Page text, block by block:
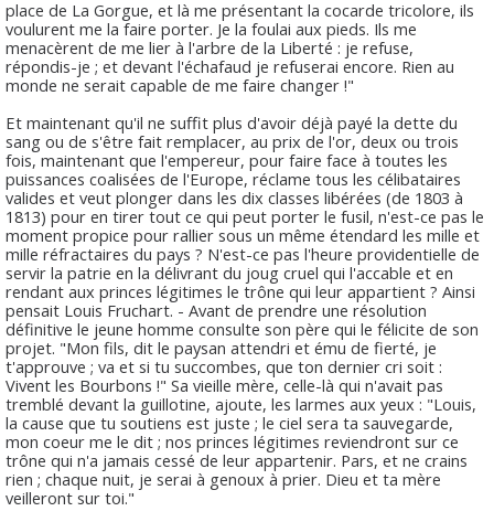
place de La Gorgue, et là me présentant la cocarde tricolore, ils
voulurent me la faire porter. Je la foulai aux pieds. Ils me
menacèrent de me lier à l'arbre de la Liberté : je refuse,
répondis-je ; et devant l'échafaud je refuserai encore. Rien au
monde ne serait capable de me faire changer !"
Et maintenant qu'il ne suffit plus d'avoir déjà payé la dette du
sang ou de s'être fait remplacer, au prix de l'or, deux ou trois
fois, maintenant que l'empereur, pour faire face à toutes les
puissances coalisées de l'Europe, réclame tous les célibataires
valides et veut plonger dans les dix classes libérées (de 1803 à
1813) pour en tirer tout ce qui peut porter le fusil, n'est-ce pas le
moment propice pour rallier sous un même étendard les mille et
mille réfractaires du pays ? N'est-ce pas l'heure providentielle de
servir la patrie en la délivrant du joug cruel qui l'accable et en
rendant aux princes légitimes le trône qui leur appartient ? Ainsi
pensait Louis Fruchart. - Avant de prendre une résolution
définitive le jeune homme consulte son père qui le félicite de son
projet. "Mon fils, dit le paysan attendri et ému de fierté, je
t'approuve ; va et si tu succombes, que ton dernier cri soit :
Vivent les Bourbons !" Sa vieille mère, celle-là qui n'avait pas
tremblé devant la guillotine, ajoute, les larmes aux yeux : "Louis,
la cause que tu soutiens est juste ; le ciel sera ta sauvegarde,
mon coeur me le dit ; nos princes légitimes reviendront sur ce
trône qui n'a jamais cessé de leur appartenir. Pars, et ne crains
rien ; chaque nuit, je serai à genoux à prier. Dieu et ta mère
veilleront sur toi."